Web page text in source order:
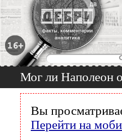
Мог ли Наполеон
Вы
Перейти на